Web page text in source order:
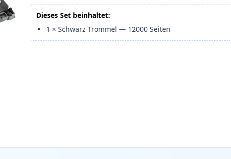
Dieses Set beinhaltet:
1 ×Schwarz Trommel — 12000 Seiten